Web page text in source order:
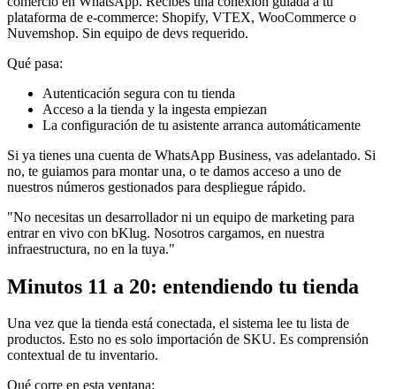
plataforma de e-commerce: Shopify, VTEX, WooCommerce o
Nuvemshop. Sin equipo de devs requerido.
Qué pasa:
Autenticación segura con tu tienda
Acceso a la tienda y la ingesta empiezan
La configuración de tu asistente arranca automáticamente
Si ya tienes una cuenta de WhatsApp Business, vas adelantado. Si
no, te guiamos para montar una, o te damos acceso a uno de
nuestros números gestionados para despliegue rápido.
"No necesitas un desarrollador ni un equipo de marketing para
entrar en vivo con bKlug. Nosotros cargamos, en nuestra
infraestructura, no en la tuya."
Minutos 11 a 20: entendiendo tu tienda
Una vez que la tienda está conectada, el sistema lee tu lista de
productos. Esto no es solo importación de SKU. Es comprensión
contextual de tu inventario.
Qué corre en esta ventana: